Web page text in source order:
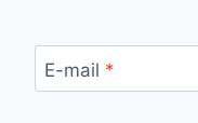
E-mail *